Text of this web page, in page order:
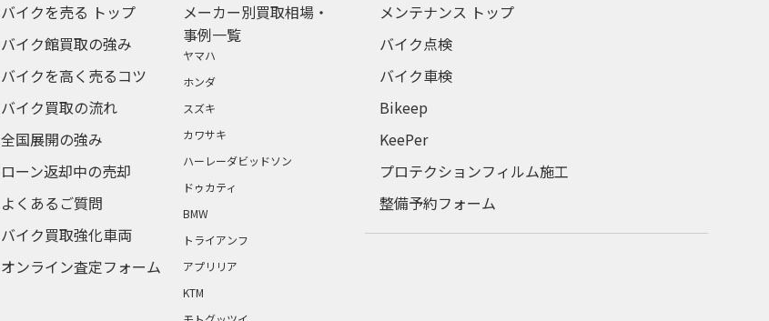
バイクを売る トップ
バイク館買取の強み
バイクを高く売るコツ
バイク買取の流れ
全国展開の強み
ローン返却中の売却
よくあるご質問
バイク買取強化車両
オンライン査定フォーム
メーカー別買取相場・
事例一覧
ヤマハ
ホンダ
スズキ
カワサキ
ハーレーダビッドソン
ドゥカティ
BMW
トライアンフ
アプリリア
KTM
メンテナンス トップ
バイク点検
バイク車検
Bikeep
KeePer
プロテクションフィルム施工
整備予約フォーム